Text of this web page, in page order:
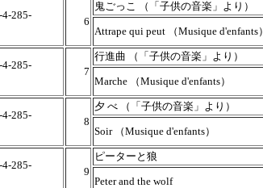
285-
6
鬼ごっこ （「子供の音楽」より）
Attrape qui peut （Musique d'enfants）
285-
7
行進曲 （「子供の音楽」より）
Marche （Musique d'enfants）
285-
8
夕 べ （「子供の音楽」より）
Soir （Musique d'enfants）
285-
9
ピーターと狼
Peter and the wolf